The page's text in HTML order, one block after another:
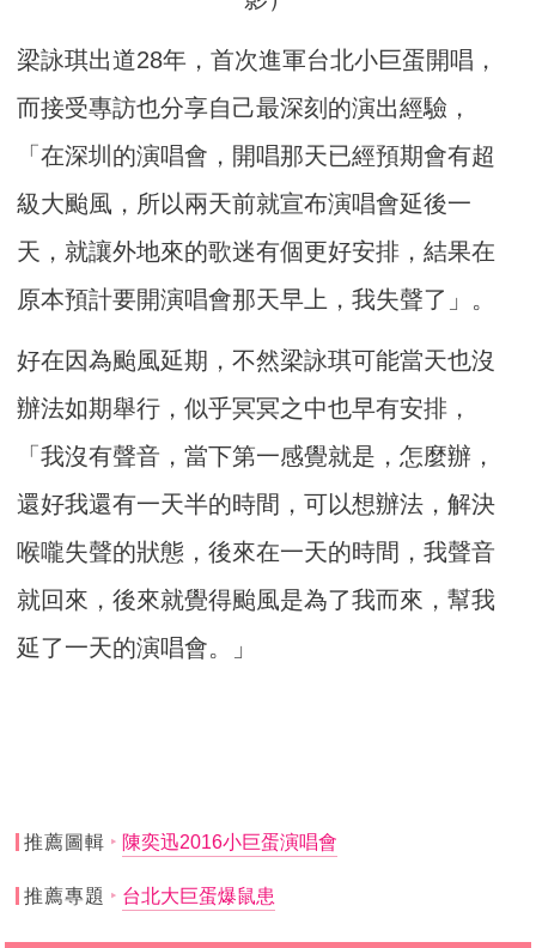
梁詠琪出道28年，首次進軍台北小巨蛋開唱，
而接受專訪也分享自己最深刻的演出經驗，
「在深圳的演唱會，開唱那天已經預期會有超
級大颱風，所以兩天前就宣布演唱會延後一
天，就讓外地來的歌迷有個更好安排，結果在
原本預計要開演唱會那天早上，我失聲了」。
好在因為颱風延期，不然梁詠琪可能當天也沒
辦法如期舉行，似乎冥冥之中也早有安排，
「我沒有聲音，當下第一感覺就是，怎麼辦，
還好我還有一天半的時間，可以想辦法，解決
喉嚨失聲的狀態，後來在一天的時間，我聲音
就回來，後來就覺得颱風是為了我而來，幫我
延了一天的演唱會。」
推薦圖輯 陳奕迅2016小巨蛋演唱會
推薦專題 台北大巨蛋爆鼠患